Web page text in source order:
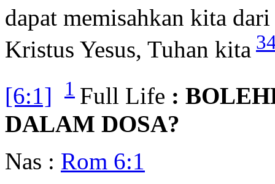
dapat memisahkan kita
Kristus Yesus, Tuhan kita
[6:1] 1 Full Life :
DALAM DOSA?
Nas : Rom 6:1